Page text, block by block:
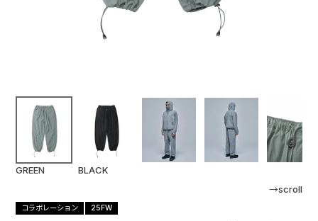
GREEN
BLACK
→scroll
コラボレーション 25FW